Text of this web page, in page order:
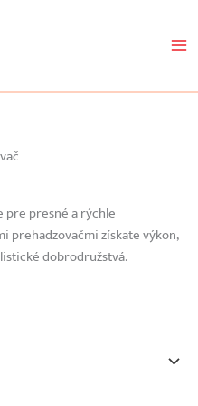
pre presné a rýchle
prehadzovačmi získate výkon,
dobrodružstvá.